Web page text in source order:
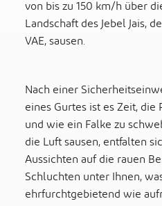
von bis zu 150 km/h über
Landschaft des Jebel Jais,
VAE, sausen.
Nach einer
eines Gurtes ist es Zeit,
und wie ein Falke zu
die Luft sausen, entfalten
Aussichten auf die rauen
Schluchten unter Ihnen,
ehrfurchtgebietend wie